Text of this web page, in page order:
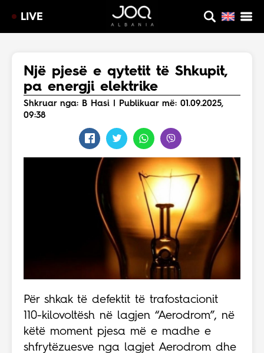
LIVE
Një pjesë e qytetit të Shkupit,
pa energji elektrike
Shkruar nga: B Hasi | Publikuar më: 01.09.2025,
09:38
Për shkak të defektit të trafostacionit
110-kilovoltësh në lagjen “Aerodrom”, në
këtë moment pjesa më e madhe e
shfrytëzuesve nga lagjet Aerodrom dhe